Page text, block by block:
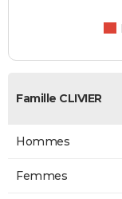
Famille CLIVIER
Hommes
Femmes